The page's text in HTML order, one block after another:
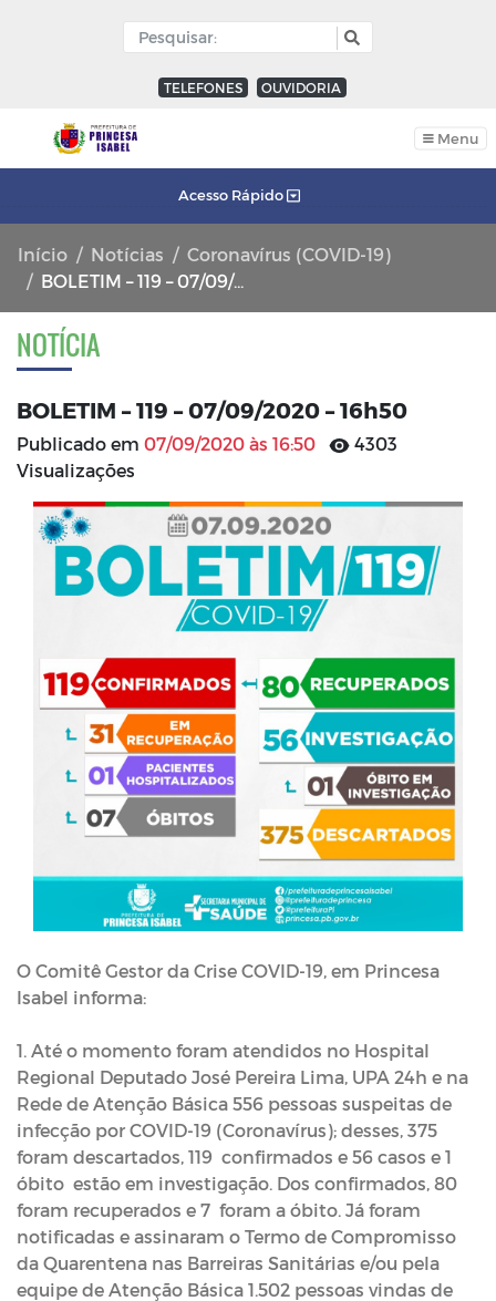
TELEFONES OUVIDORIA
Menu
Acesso Rápido
Início Notícias
Coronavírus (COVID-19)
BOLETIM – 119 – 07/09/2020 – 16h50
NOTÍCIA
BOLETIM – 119 – 07/09/2020 – 16h50
Publicado em 07/09/2020 às 16:50
4303
Visualizações
O Comitê Gestor da Crise COVID-19, em Princesa
Isabel informa:
1. Até o momento foram atendidos no Hospital
Regional Deputado José Pereira Lima, UPA 24h e na
Rede de Atenção Básica 556 pessoas suspeitas de
infecção por COVID-19 (Coronavírus); desses, 375
foram descartados, 119 confirmados e 56 casos e 1
óbito estão em investigação. Dos confirmados, 80
foram recuperados e 7 foram a óbito. Já foram
notificadas e assinaram o Termo de Compromisso
da Quarentena nas Barreiras Sanitárias e/ou pela
equipe de Atenção Básica 1.502 pessoas vindas de